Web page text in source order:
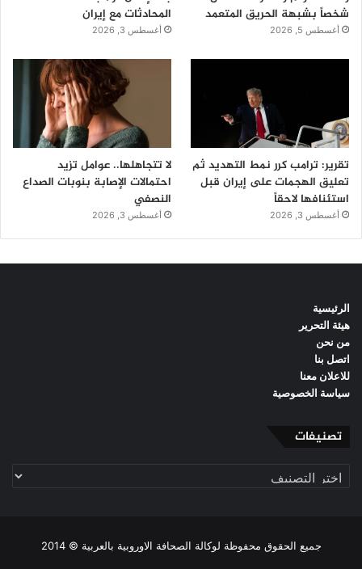
شخصاً بشبهة الحريق المتعمد
أغسطس 5, 2026
المحادثات مع إيران
أغسطس 3, 2026
تقرير: ترامب كرر نمط التهديد ثم
تعليق الهجمات على إيران قبل
استئنافها لاحقاً
أغسطس 3, 2026
لا تتجاهلها.. عوامل تزيد
احتمالات الإصابة بنوبات الصداع
النصفي
أغسطس 3, 2026
الرئيسية
هيئة التحرير
من نحن
اتصل بنا
للاعلان معنا
سياسة الخصوصية
تصنيفات
تصنيفات
جميع الحقوق محفوظة لوكالة الصحافة الاوروبية بالعربية © 2014